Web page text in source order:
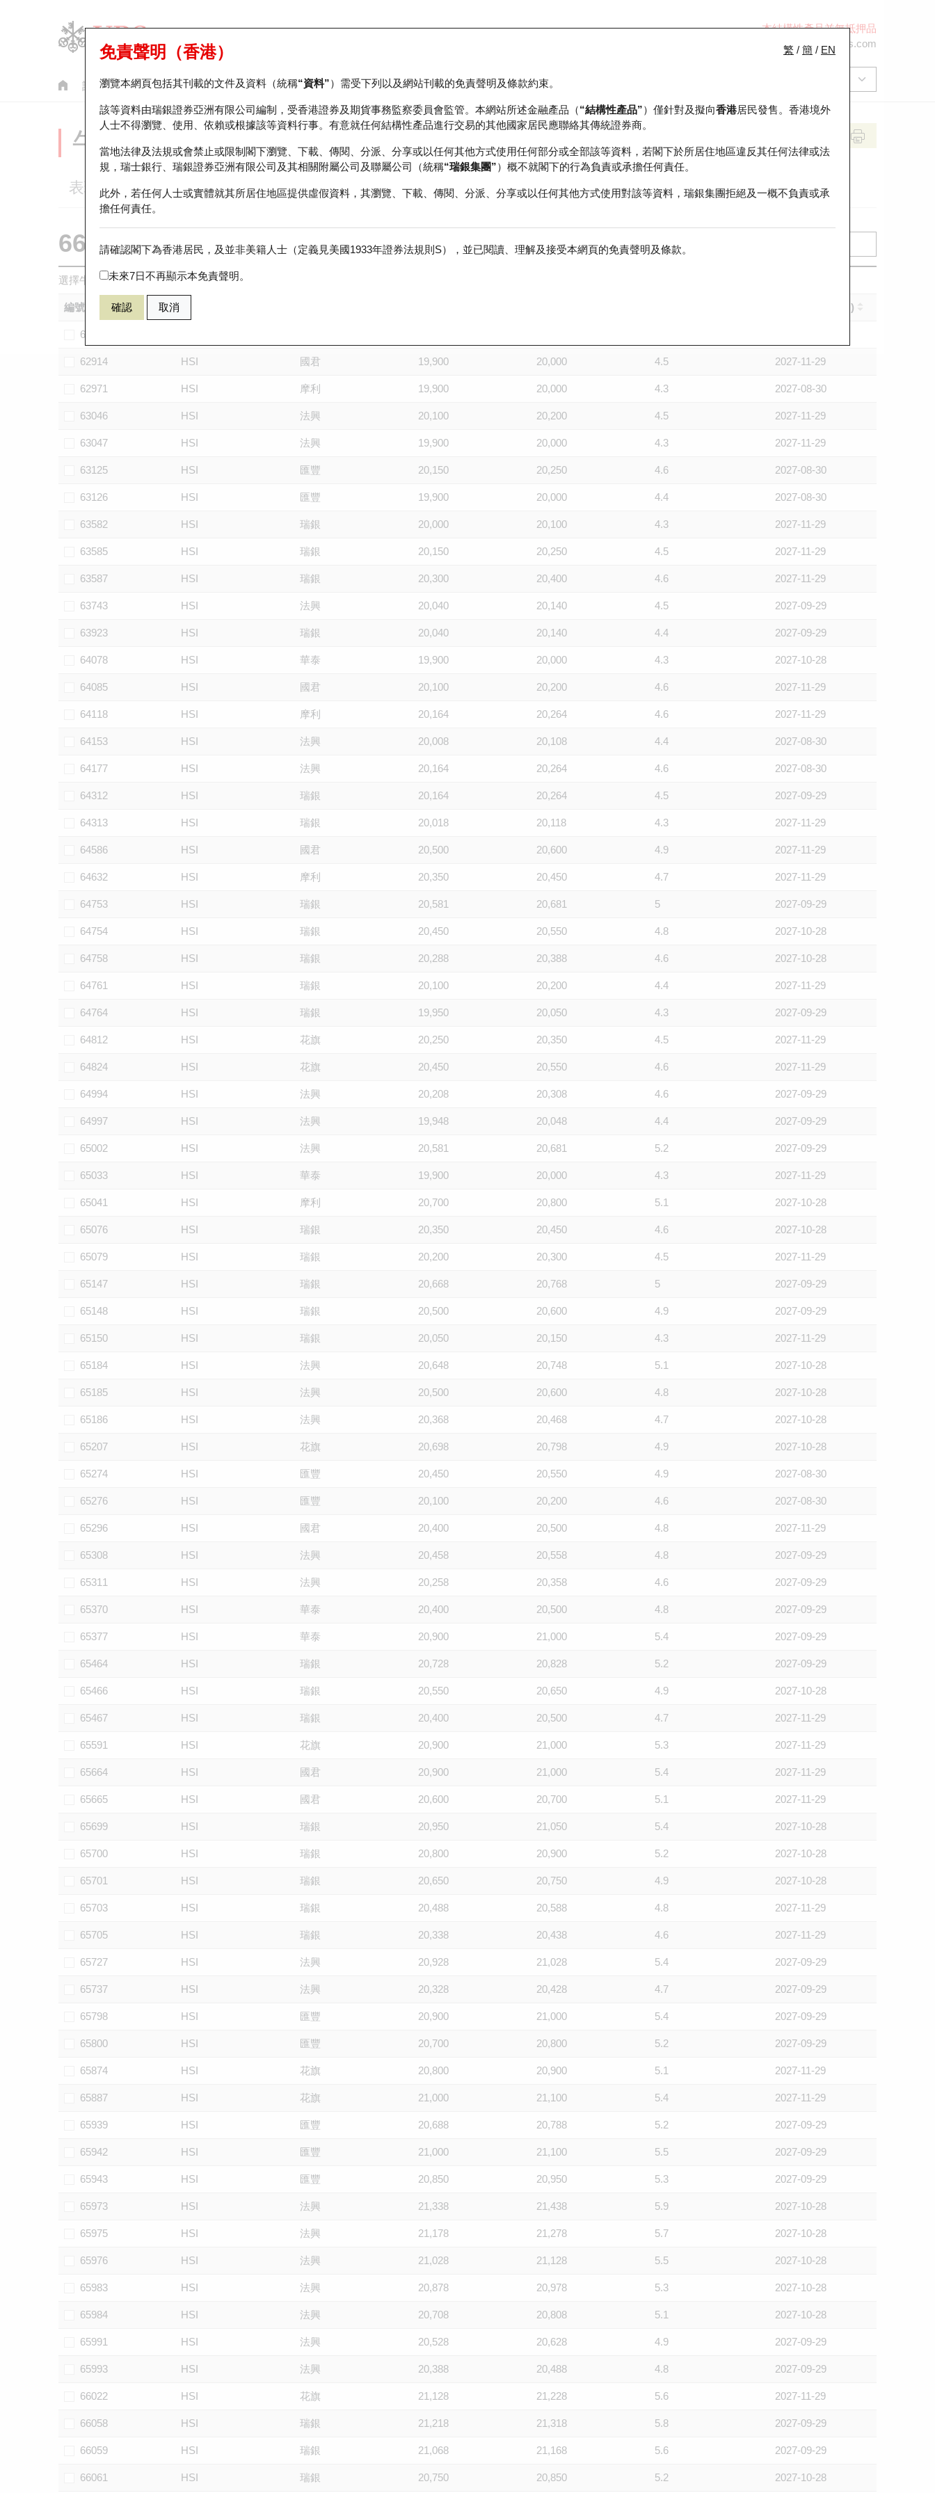
本結構性產品並無抵押品
ol-hkwarrants@ubs.com
認股證 牛熊證 美股指數產品 輪證市場統計 正股資料及市場統計 瑞銀輪證教室
繁 / 簡 / EN
免責聲明（香港）
瀏覽本網頁包括其刊載的文件及資料（統稱“資料”）需受下列以及網站刊載的免責聲明及條款約束。
該等資料由瑞銀證券亞洲有限公司編制，受香港證券及期貨事務監察委員會監管。本網站所述金融產品（“結構性產品”）僅針對及擬向香港居民發售。香港境外
人士不得瀏覽、使用、依賴或根據該等資料行事。有意就任何結構性產品進行交易的其他國家居民應聯絡其傳統證券商。
當地法律及法規或會禁止或限制閣下瀏覽、下載、傳閱、分派、分享或以任何其他方式使用任何部分或全部該等資料，若閣下於所居住地區違反其任何法律或法
規，瑞士銀行、瑞銀證券亞洲有限公司及其相關附屬公司及聯屬公司（統稱“瑞銀集團”）概不就閣下的行為負責或承擔任何責任。
此外，若任何人士或實體就其所居住地區提供虛假資料，其瀏覽、下載、傳閱、分派、分享或以任何其他方式使用對該等資料，瑞銀集團拒絕及一概不負責或承
擔任何責任。
請確認閣下為香港居民，及並非美籍人士（定義見美國1933年證券法規則S），並已閱讀、理解及接受本網頁的免責聲明及條款。
未來7日不再顯示本免責聲明。
確認 取消
牛熊證分析儀
表現 街貨統計 比較
66060 瑞銀牛證 HSI 恒生指數
選擇牛熊證作比較 *你可以選擇最多五隻牛熊證
編號 到期日 (年-月-日)
62911
62914 HSI 國君 19,900 20,000 4.5 2027-11-29
62971 HSI 摩利 19,900 20,000 4.3 2027-08-30
63046 HSI 法興 20,100 20,200 4.5 2027-11-29
63047 HSI 法興 19,900 20,000 4.3 2027-11-29
63125 HSI 匯豐 20,150 20,250 4.6 2027-08-30
63126 HSI 匯豐 19,900 20,000 4.4 2027-08-30
63582 HSI 瑞銀 20,000 20,100 4.3 2027-11-29
63585 HSI 瑞銀 20,150 20,250 4.5 2027-11-29
63587 HSI 瑞銀 20,300 20,400 4.6 2027-11-29
63743 HSI 法興 20,040 20,140 4.5 2027-09-29
63923 HSI 瑞銀 20,040 20,140 4.4 2027-09-29
64078 HSI 華泰 19,900 20,000 4.3 2027-10-28
64085 HSI 國君 20,100 20,200 4.6 2027-11-29
64118 HSI 摩利 20,164 20,264 4.6 2027-11-29
64153 HSI 法興 20,008 20,108 4.4 2027-08-30
64177 HSI 法興 20,164 20,264 4.6 2027-08-30
64312 HSI 瑞銀 20,164 20,264 4.5 2027-09-29
64313 HSI 瑞銀 20,018 20,118 4.3 2027-11-29
64586 HSI 國君 20,500 20,600 4.9 2027-11-29
64632 HSI 摩利 20,350 20,450 4.7 2027-11-29
64753 HSI 瑞銀 20,581 20,681 5 2027-09-29
64754 HSI 瑞銀 20,450 20,550 4.8 2027-10-28
64758 HSI 瑞銀 20,288 20,388 4.6 2027-10-28
64761 HSI 瑞銀 20,100 20,200 4.4 2027-11-29
64764 HSI 瑞銀 19,950 20,050 4.3 2027-09-29
64812 HSI 花旗 20,250 20,350 4.5 2027-11-29
64824 HSI 花旗 20,450 20,550 4.6 2027-11-29
64994 HSI 法興 20,208 20,308 4.6 2027-09-29
64997 HSI 法興 19,948 20,048 4.4 2027-09-29
65002 HSI 法興 20,581 20,681 5.2 2027-09-29
65033 HSI 華泰 19,900 20,000 4.3 2027-11-29
65041 HSI 摩利 20,700 20,800 5.1 2027-10-28
65076 HSI 瑞銀 20,350 20,450 4.6 2027-10-28
65079 HSI 瑞銀 20,200 20,300 4.5 2027-11-29
65147 HSI 瑞銀 20,668 20,768 5 2027-09-29
65148 HSI 瑞銀 20,500 20,600 4.9 2027-09-29
65150 HSI 瑞銀 20,050 20,150 4.3 2027-11-29
65184 HSI 法興 20,648 20,748 5.1 2027-10-28
65185 HSI 法興 20,500 20,600 4.8 2027-10-28
65186 HSI 法興 20,368 20,468 4.7 2027-10-28
65207 HSI 花旗 20,698 20,798 4.9 2027-10-28
65274 HSI 匯豐 20,450 20,550 4.9 2027-08-30
65276 HSI 匯豐 20,100 20,200 4.6 2027-08-30
65296 HSI 國君 20,400 20,500 4.8 2027-11-29
65308 HSI 法興 20,458 20,558 4.8 2027-09-29
65311 HSI 法興 20,258 20,358 4.6 2027-09-29
65370 HSI 華泰 20,400 20,500 4.8 2027-09-29
65377 HSI 華泰 20,900 21,000 5.4 2027-09-29
65464 HSI 瑞銀 20,728 20,828 5.2 2027-09-29
65466 HSI 瑞銀 20,550 20,650 4.9 2027-10-28
65467 HSI 瑞銀 20,400 20,500 4.7 2027-11-29
65591 HSI 花旗 20,900 21,000 5.3 2027-11-29
65664 HSI 國君 20,900 21,000 5.4 2027-11-29
65665 HSI 國君 20,600 20,700 5.1 2027-11-29
65699 HSI 瑞銀 20,950 21,050 5.4 2027-10-28
65700 HSI 瑞銀 20,800 20,900 5.2 2027-10-28
65701 HSI 瑞銀 20,650 20,750 4.9 2027-10-28
65703 HSI 瑞銀 20,488 20,588 4.8 2027-11-29
65705 HSI 瑞銀 20,338 20,438 4.6 2027-11-29
65727 HSI 法興 20,928 21,028 5.4 2027-09-29
65737 HSI 法興 20,328 20,428 4.7 2027-09-29
65798 HSI 匯豐 20,900 21,000 5.4 2027-09-29
65800 HSI 匯豐 20,700 20,800 5.2 2027-09-29
65874 HSI 花旗 20,800 20,900 5.1 2027-11-29
65887 HSI 花旗 21,000 21,100 5.4 2027-11-29
65939 HSI 匯豐 20,688 20,788 5.2 2027-09-29
65942 HSI 匯豐 21,000 21,100 5.5 2027-09-29
65943 HSI 匯豐 20,850 20,950 5.3 2027-09-29
65973 HSI 法興 21,338 21,438 5.9 2027-10-28
65975 HSI 法興 21,178 21,278 5.7 2027-10-28
65976 HSI 法興 21,028 21,128 5.5 2027-10-28
65983 HSI 法興 20,878 20,978 5.3 2027-10-28
65984 HSI 法興 20,708 20,808 5.1 2027-10-28
65991 HSI 法興 20,528 20,628 4.9 2027-09-29
65993 HSI 法興 20,388 20,488 4.8 2027-09-29
66022 HSI 花旗 21,128 21,228 5.6 2027-11-29
66058 HSI 瑞銀 21,218 21,318 5.8 2027-09-29
66059 HSI 瑞銀 21,068 21,168 5.6 2027-09-29
66061 HSI 瑞銀 20,750 20,850 5.2 2027-10-28